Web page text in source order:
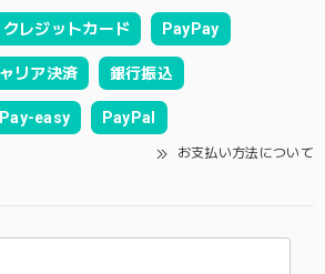
クレジットカード PayPay
リア決済 銀行振込
easy PayPal
お支払い方法について